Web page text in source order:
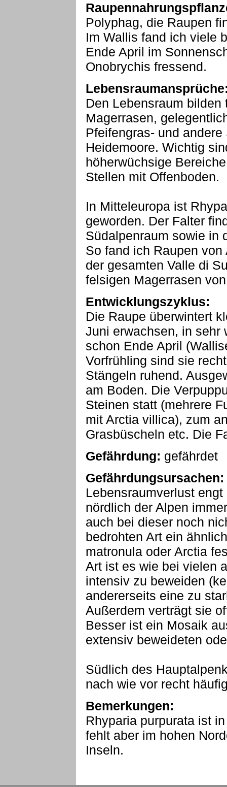
Polyphag, die Raupen
Im Wallis fand ich viele
Ende April im
Onobrychis fressend.
Den Lebensraum
Magerrasen,
Pfeifengras- und
Heidemoore. Wichtig
höherwüchsige
Stellen mit Offenboden.
In Mitteleuropa ist
geworden. Der Falter
Südalpenraum sowie in
So fand ich Raupen
der gesamten Valle di
felsigen Magerrasen
Entwicklungszyklus:
Die Raupe überwintert
Juni erwachsen, in sehr
schon Ende April
Vorfrühling sind sie
Stängeln ruhend.
am Boden. Die
Steinen statt (mehrere
mit Arctia villica), zum
Grasbüscheln etc. Die
Gefährdung: gefährdet
Gefährdungsursachen:
Lebensraumverlust
nördlich der Alpen
auch bei dieser noch
bedrohten Art ein
matronula oder Arctia
Art ist es wie bei vielen
intensiv zu beweiden
andererseits eine zu
Außerdem verträgt sie
Besser ist ein Mosaik
extensiv beweideten
Südlich des
nach wie vor recht
Bemerkungen:
Rhyparia purpurata ist
fehlt aber im hohen
Inseln.